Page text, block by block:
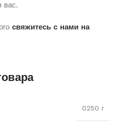
вас.
свяжитесь с нами на
0250 г